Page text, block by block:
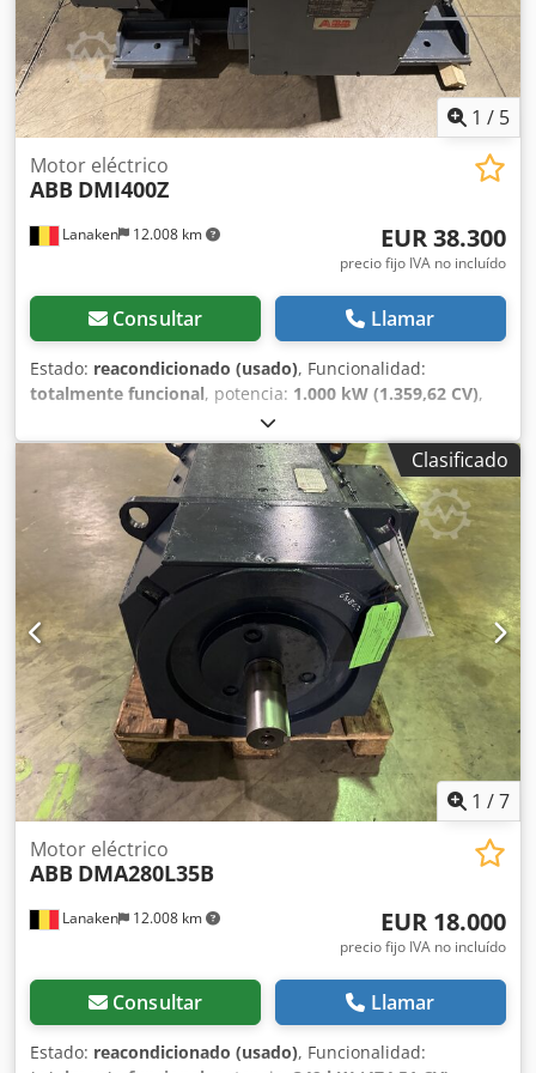
1 / 5
Lanaken 12.008 km
Motor eléctrico
ABB DMI400Z
EUR 38.300
precio fijo IVA no incluído
Consultar Llamar
Estado: reacondicionado (usado), Funcionalidad:
totalmente funcional, potencia: 1.000 kW (1.359,62 CV),
velocidad de rotación (mín.):500 rpm
504 V, corriente de entrada:2.124 A, tipo de corriente de
entrada:
, tipo de protección (código IP):IP23 , Motor DC
ABB Tipo: DMI400Z Construcción: IM1001-B3 Norma: IEC
60034-1 Dodpfexg Rbvsx Aipjwa Clase de servicio: S1
Tensión de entrada: 504 V Corriente de entrada: 2124 A
Tensión de campo Ufield: 330 V Corriente de campo Ifield:
36,2 A Potencia Pn KW: 1000 KW RPM: 500
Clasificado
1 /7
Lanaken 12.008 km
Motor eléctrico
ABB DMA280L35B
EUR 18.000
precio fijo IVA no incluído
Consultar Llamar
Estado: reacondicionado (usado), Funcionalidad: